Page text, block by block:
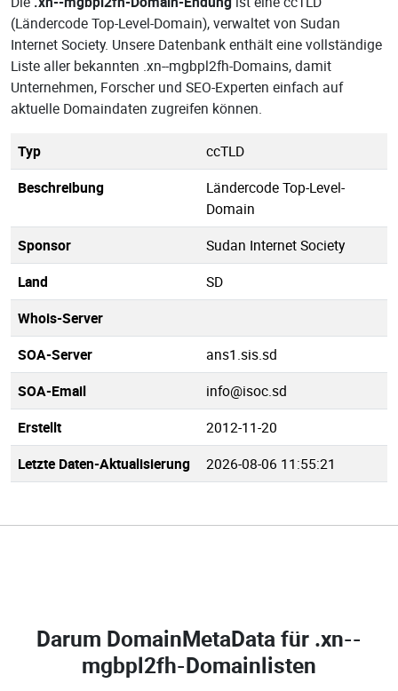
(Ländercode Top-Level-Domain), verwaltet von Sudan
Internet Society. Unsere Datenbank enthält eine vollständige
Liste aller bekannten .xn--mgbpl2fh-Domains, damit
Unternehmen, Forscher und SEO-Experten einfach auf
aktuelle Domaindaten zugreifen können.
Typ
ccTLD
Beschreibung
Ländercode Top-Level-
Domain
Sponsor
Sudan Internet Society
Land
SD
Whois-Server
SOA-Server
ans1.sis.sd
SOA-Email
info@isoc.sd
Erstellt
2012-11-20
Letzte Daten-Aktualisierung
2026-08-06 11:55:21
Darum DomainMetaData für .xn--
mgbpl2fh-Domainlisten